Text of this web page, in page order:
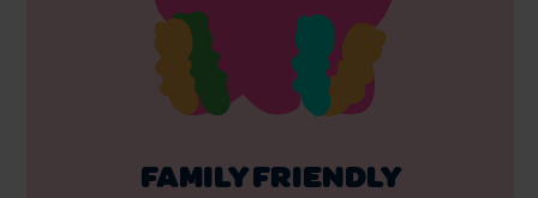
FAMILY FRIENDLY